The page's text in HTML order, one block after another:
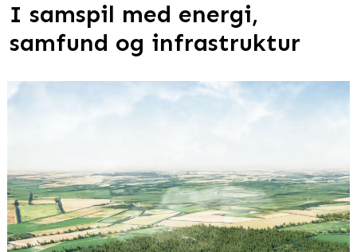
I samspil med energi,
samfund og infrastruktur